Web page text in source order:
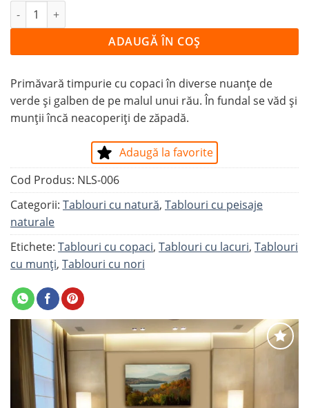
Cantitate Tablou ÎNCEPUT DE TOAMNĂ PE MALUL
ADAUGĂ ÎN COȘ
Primăvară timpurie cu copaci în diverse nuanțe de
verde și galben de pe malul unui rău. În fundal se văd și
munții încă neacoperiți de zăpadă.
Adaugă la favorite
Cod Produs: NLS-006
Categorii: Tablouri cu natură, Tablouri cu peisaje
naturale
Etichete: Tablouri cu copaci, Tablouri cu lacuri, Tablouri
cu munți, Tablouri cu nori